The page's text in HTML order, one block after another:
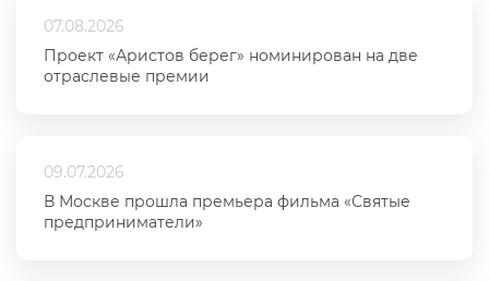
07.08.2026
Проект «Аристов берег» номинирован на две
отраслевые премии
09.07.2026
В Москве прошла премьера фильма «Святые
предприниматели»